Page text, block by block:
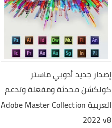
إصدار جديد أدوبي ماستر
كولكشن محدثة ومفعلة وتدعم
العربية Adobe Master Collection
2022 v8